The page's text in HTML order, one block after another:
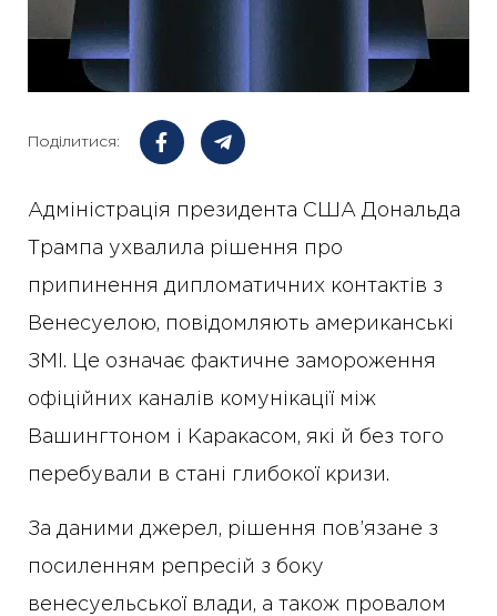
Поділитися:
Адміністрація президента США Дональда
Трампа ухвалила рішення про
припинення дипломатичних контактів з
Венесуелою, повідомляють американські
ЗМІ. Це означає фактичне замороження
офіційних каналів комунікації між
Вашингтоном і Каракасом, які й без того
перебували в стані глибокої кризи.
За даними джерел, рішення пов’язане з
посиленням репресій з боку
венесуельської влади, а також провалом